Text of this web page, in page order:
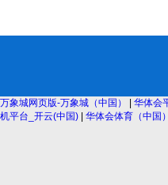
万象城网页版-万象城（中国） 华体会
机平台_开云(中国)
华体会体育（中国